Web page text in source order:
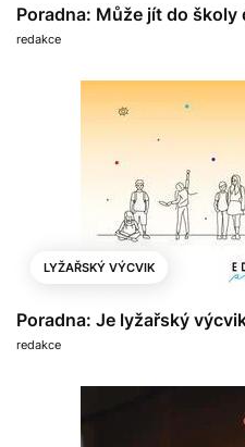
Poradna: Může jít do školy
redakce
LYŽAŘSKÝ VÝCVIK
Poradna: Je lyžařský
redakce